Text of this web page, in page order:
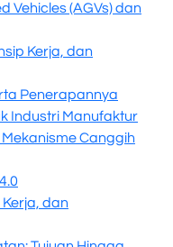
Vehicles (AGVs) dan
Kerja, dan
Penerapannya
Industri Manufaktur
Canggih
Kerja, dan